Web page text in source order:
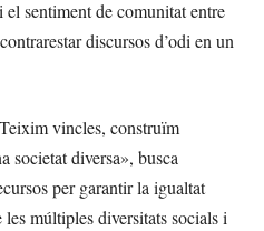
sentiment de comunitat entre
discursos d’odi en un
vincles, construïm
societat diversa», busca
per garantir la igualtat
múltiples diversitats socials i